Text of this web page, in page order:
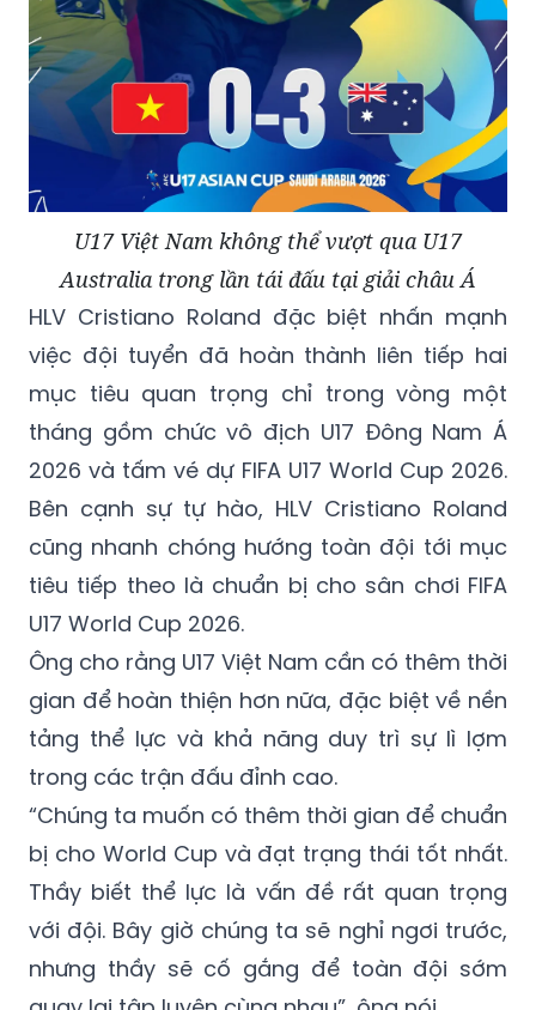
U17 Việt Nam không thể vượt qua U17
Australia trong lần tái đấu tại giải châu Á
HLV Cristiano Roland đặc biệt nhấn mạnh
việc đội tuyển đã hoàn thành liên tiếp hai
mục tiêu quan trọng chỉ trong vòng một
tháng gồm chức vô địch U17 Đông Nam Á
2026 và tấm vé dự FIFA U17 World Cup 2026.
Bên cạnh sự tự hào, HLV Cristiano Roland
cũng nhanh chóng hướng toàn đội tới mục
tiêu tiếp theo là chuẩn bị cho sân chơi FIFA
U17 World Cup 2026.
Ông cho rằng U17 Việt Nam cần có thêm thời
gian để hoàn thiện hơn nữa, đặc biệt về nền
tảng thể lực và khả năng duy trì sự lì lợm
trong các trận đấu đỉnh cao.
“Chúng ta muốn có thêm thời gian để chuẩn
bị cho World Cup và đạt trạng thái tốt nhất.
Thầy biết thể lực là vấn đề rất quan trọng
với đội. Bây giờ chúng ta sẽ nghỉ ngơi trước,
nhưng thầy sẽ cố gắng để toàn đội sớm